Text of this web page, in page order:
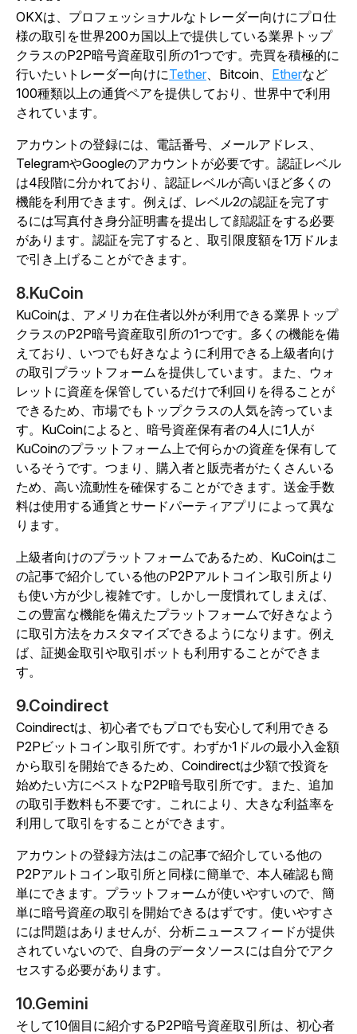
OKXは、プロフェッショナルなトレーダー向けにプロ仕
様の取引を世界200カ国以上で提供している業界トップ
クラスのP2P暗号資産取引所の1つです。売買を積極的に
行いたいトレーダー向けにTether、Bitcoin、 Etherなど
100種類以上の通貨ペアを提供しており、世界中で利用
されています。
アカウントの登録には、電話番号、メールアドレス、
TelegramやGoogleのアカウントが必要です。認証レベル
は4段階に分かれており、認証レベルが高いほど多くの
機能を利用できます。例えば、レベル2の認証を完了す
るには写真付き身分証明書を提出して顔認証をする必要
があります。認証を完了すると、取引限度額を1万ドルま
で引き上げることができます。
8.KuCoin
KuCoinは、アメリカ在住者以外が利用できる業界トップ
クラスのP2P暗号資産取引所の1つです。多くの機能を備
えており、いつでも好きなように利用できる上級者向け
の取引プラットフォームを提供しています。また、ウォ
レットに資産を保管しているだけで利回りを得ることが
できるため、市場でもトップクラスの人気を誇っていま
す。KuCoinによると、暗号資産保有者の4人に1人が
KuCoinのプラットフォーム上で何らかの資産を保有して
いるそうです。つまり、購入者と販売者がたくさんいる
ため、高い流動性を確保することができます。送金手数
料は使用する通貨とサードパーティアプリによって異な
ります。
上級者向けのプラットフォームであるため、KuCoinはこ
の記事で紹介している他のP2Pアルトコイン取引所より
も使い方が少し複雑です。しかし一度慣れてしまえば、
この豊富な機能を備えたプラットフォームで好きなよう
に取引方法をカスタマイズできるようになります。例え
ば、証拠金取引や取引ボットも利用することができま
す。
9.Coindirect
Coindirectは、初心者でもプロでも安心して利用できる
P2Pビットコイン取引所です。わずか1ドルの最小入金額
から取引を開始できるため、Coindirectは少額で投資を
始めたい方にベストなP2P暗号取引所です。また、追加
の取引手数料も不要です。これにより、大きな利益率を
利用して取引をすることができます。
アカウントの登録方法はこの記事で紹介している他の
P2Pアルトコイン取引所と同様に簡単で、本人確認も簡
単にできます。プラットフォームが使いやすいので、簡
単に暗号資産の取引を開始できるはずです。使いやすさ
には問題はありませんが、分析ニュースフィードが提供
されていないので、自身のデータソースには自分でアク
セスする必要があります。
10.Gemini
そして10個目に紹介するP2P暗号資産取引所は、初心者